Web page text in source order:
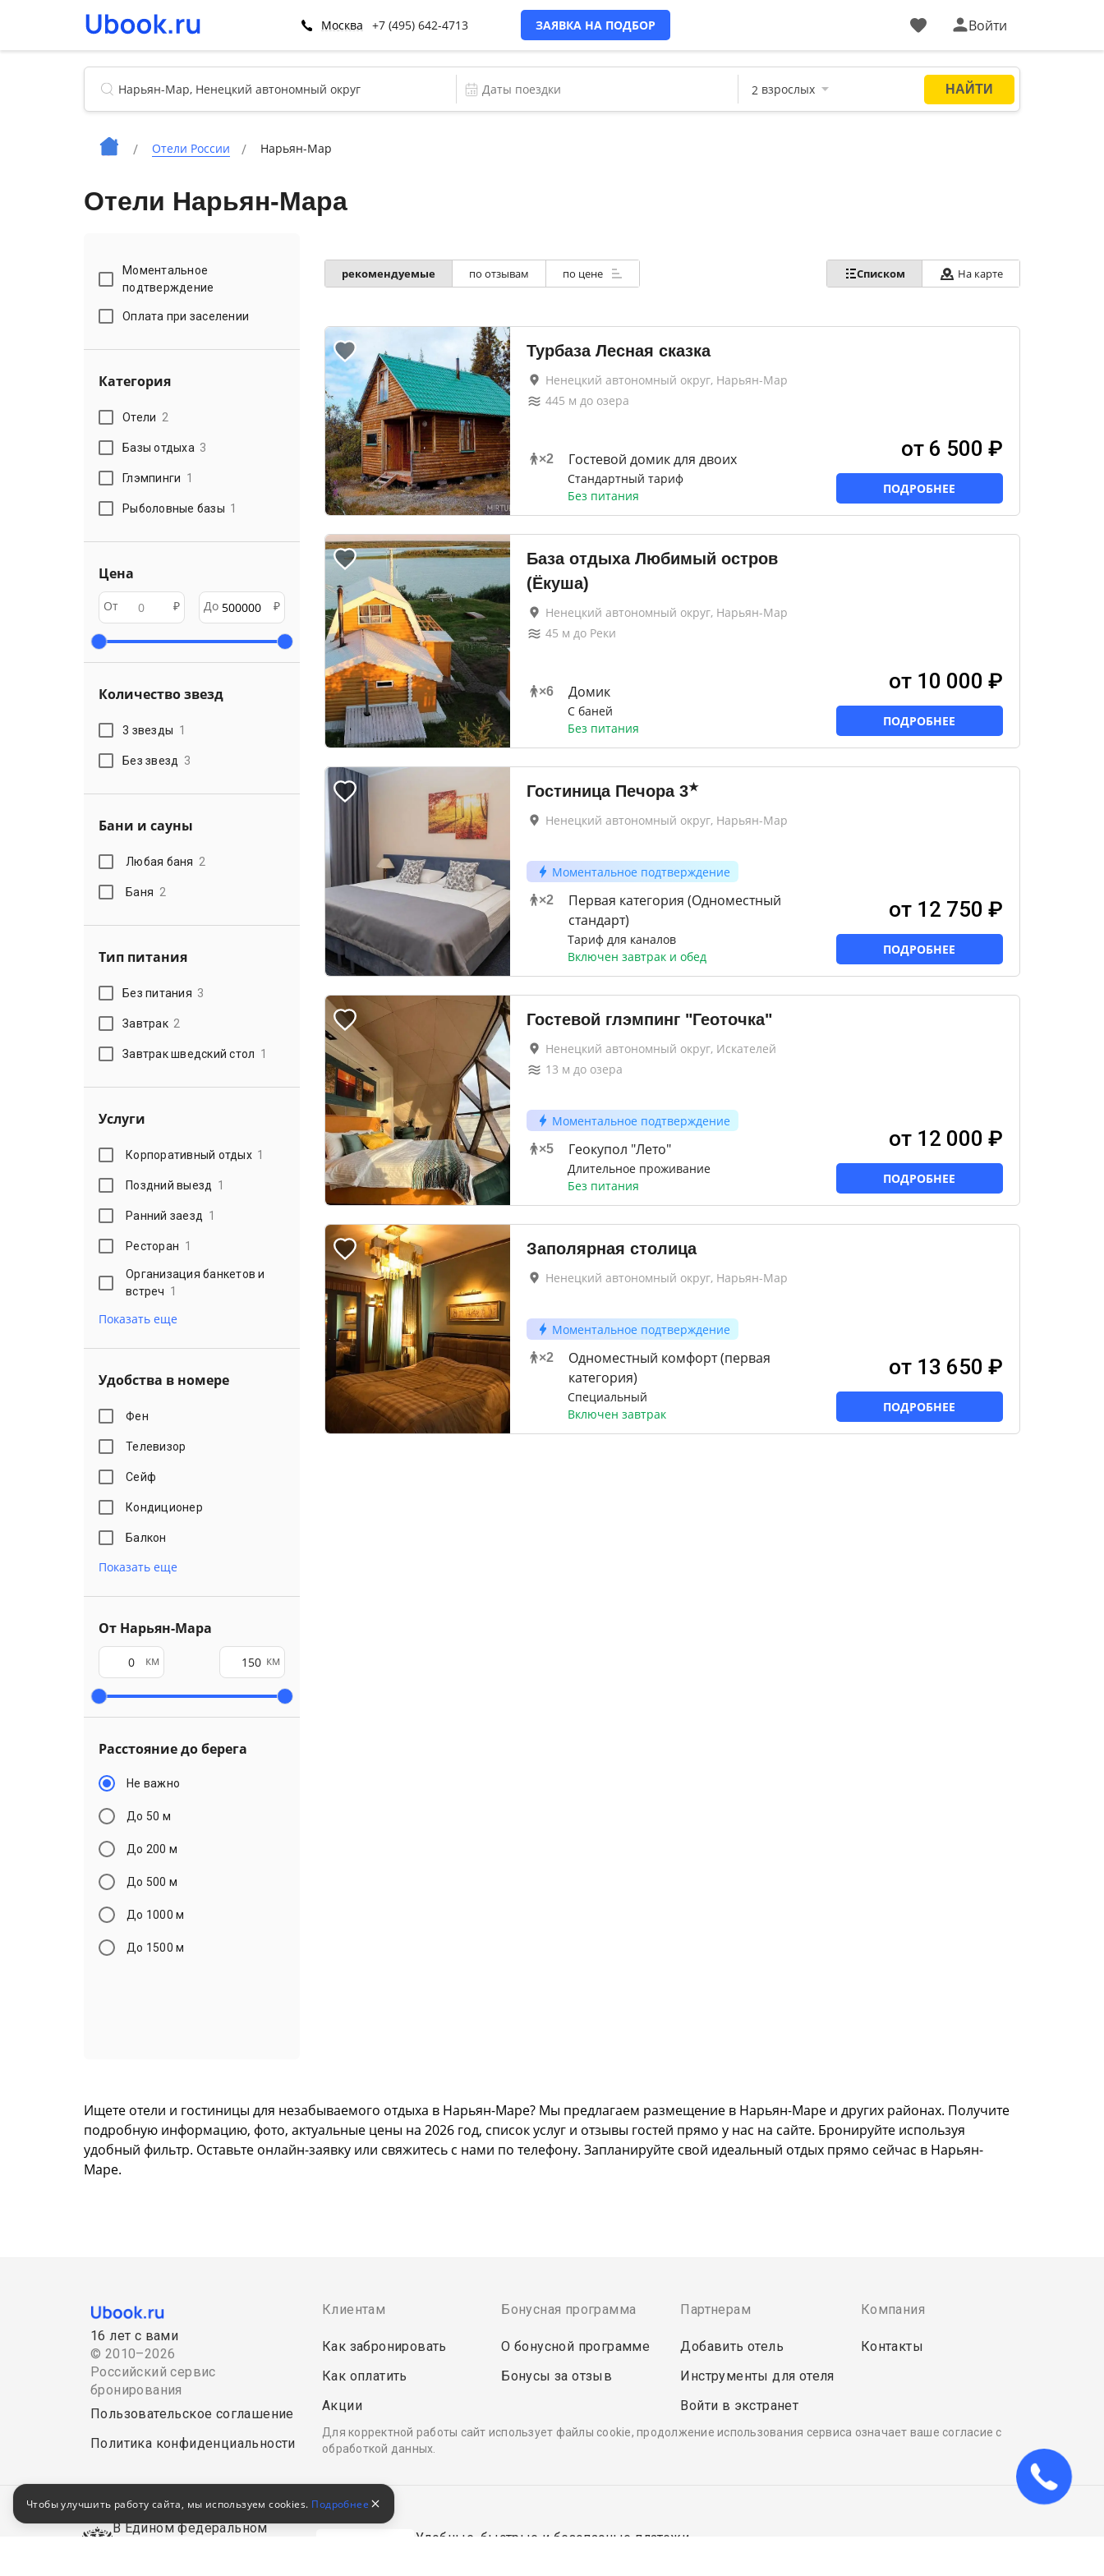
Москва +7 (495) 642-4713 ЗАЯВКА НА ПОДБОР Войти
Отели России Нарьян-Мар
Отели Нарьян-Мара
Моментальное
подтверждение
Оплата при заселении
Категория
Отели 2
Базы отдыха 3
Глэмпинги 1
Рыболовные базы 1
Цена
От ₽ До ₽
Количество звезд
3 звезды 1
Без звезд 3
Бани и сауны
Любая баня 2
Баня 2
Тип питания
Без питания 3
Завтрак 2
Завтрак шведский стол 1
Услуги
Корпоративный отдых 1
Поздний выезд 1
Ранний заезд 1
Ресторан 1
Организация банкетов и
встреч 1
Показать еще
Удобства в номере
Фен
Телевизор
Сейф
Кондиционер
Балкон
Показать еще
От Нарьян-Мара
км км
Расстояние до берега
Не важно
До 50 м
До 200 м
До 500 м
До 1000 м
До 1500 м
рекомендуемые по отзывам по цене Списком На карте
Турбаза Лесная сказка
Ненецкий автономный округ, Нарьян-Мар
445 м до озера
×2 Гостевой домик для двоих
Стандартный тариф
Без питания
от 6 500 ₽
ПОДРОБНЕЕ
База отдыха Любимый остров
(Ёкуша)
Ненецкий автономный округ, Нарьян-Мар
45 м до Реки
×6 Домик
С баней
Без питания
от 10 000 ₽
ПОДРОБНЕЕ
Гостиница Печора 3★
Ненецкий автономный округ, Нарьян-Мар
Моментальное подтверждение
×2
Первая категория (Одноместный
стандарт)
Тариф для каналов
Включен завтрак и обед
от 12 750 ₽
ПОДРОБНЕЕ
Гостевой глэмпинг "Геоточка"
Ненецкий автономный округ, Искателей
13 м до озера
Моментальное подтверждение
×5 Геокупол "Лето"
Длительное проживание
Без питания
от 12 000 ₽
ПОДРОБНЕЕ
Заполярная столица
Ненецкий автономный округ, Нарьян-Мар
Моментальное подтверждение
×2
Одноместный комфорт (первая
категория)
Специальный
Включен завтрак
от 13 650 ₽
ПОДРОБНЕЕ
Ищете отели и гостиницы для незабываемого отдыха в Нарьян-Маре? Мы предлагаем размещение в Нарьян-Маре и других районах. Получите
подробную информацию, фото, актуальные цены на 2026 год, список услуг и отзывы гостей прямо у нас на сайте. Бронируйте используя
удобный фильтр. Оставьте онлайн-заявку или свяжитесь с нами по телефону. Запланируйте свой идеальный отдых прямо сейчас в Нарьян-
Маре.
16 лет с вами
© 2010–2026
Российский сервис
бронирования
Пользовательское соглашение
Политика конфиденциальности
Клиентам
Как забронировать
Как оплатить
Акции
Бонусная программа
О бонусной программе
Бонусы за отзыв
Партнерам
Добавить отель
Инструменты для отеля
Войти в экстранет
Компания
Контакты
Для корректной работы сайт использует файлы cookie, продолжение использования сервиса означает ваше согласие с
обработкой данных.
В Едином федеральном
Удобные, быстрые и безопасные платежи
Чтобы улучшить работу сайта, мы используем cookies. Подробнее